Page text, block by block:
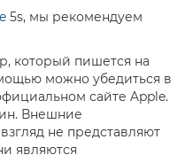
5s, мы рекомендуем
который пишется на
можно убедиться в
сайте Apple.
Внешние
не представляют
являются